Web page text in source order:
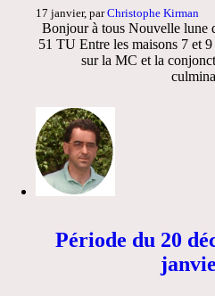
17 janvier, parChristophe Kirman
Bonjour à tous Nouvelle lune
51 TU Entre les maisons 7 et
sur la MC et la
Période du 20